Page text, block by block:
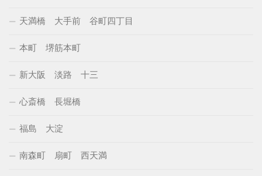
天満橋 大手前 谷町四丁目
本町 堺筋本町
新大阪 淡路 十三
心斎橋 長堀橋
福島 大淀
南森町 扇町 西天満